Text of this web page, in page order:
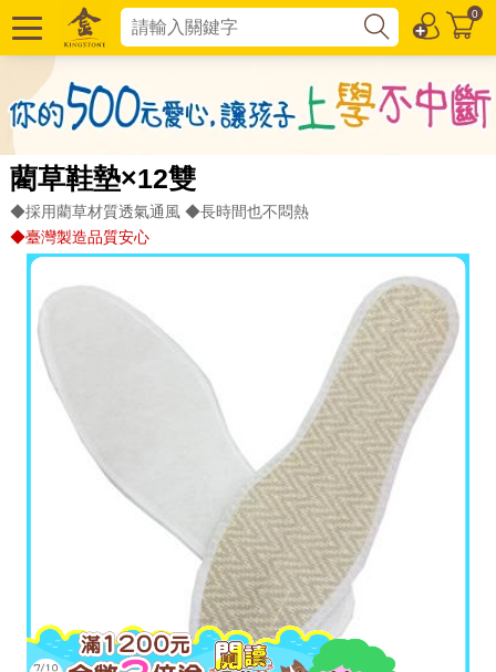
0
藺草鞋墊×12雙
◆採用藺草材質透氣通風 ◆長時間也不悶熱
◆臺灣製造品質安心